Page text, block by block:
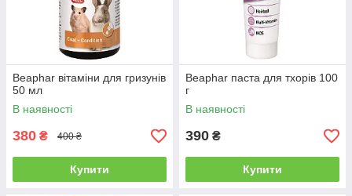
Beaphar вітаміни для гризунів
50 мл
В наявності
380 ₴ 400 ₴
Купити
Beaphar паста для тхорів 100
г
В наявності
390 ₴
Купити